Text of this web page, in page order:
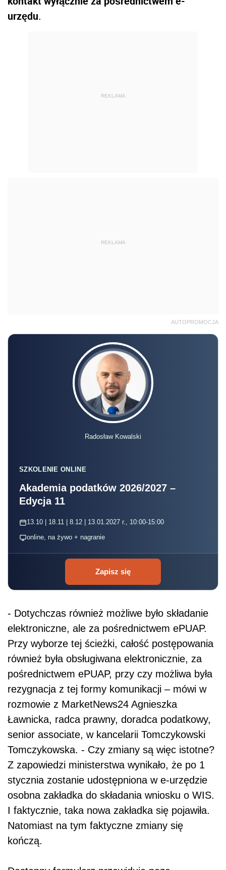
urzędu.
REKLAMA
REKLAMA
AUTOPROMOCJA
Radosław Kowalski
SZKOLENIE ONLINE
Akademia podatków 2026/2027 –
Edycja 11
13.10 | 18.11 | 8.12 | 13.01.2027 r., 10:00-15:00
online, na żywo + nagranie
Zapisz się
- Dotychczas również możliwe było składanie
elektroniczne, ale za pośrednictwem ePUAP.
Przy wyborze tej ścieżki, całość postępowania
również była obsługiwana elektronicznie, za
pośrednictwem ePUAP, przy czy możliwa była
rezygnacja z tej formy komunikacji – mówi w
rozmowie z MarketNews24 Agnieszka
Ławnicka, radca prawny, doradca podatkowy,
senior associate, w kancelarii Tomczykowski
Tomczykowska. - Czy zmiany są więc istotne?
Z zapowiedzi ministerstwa wynikało, że po 1
stycznia zostanie udostępniona w e-urzędzie
osobna zakładka do składania wniosku o WIS.
I faktycznie, taka nowa zakładka się pojawiła.
Natomiast na tym faktyczne zmiany się
kończą.